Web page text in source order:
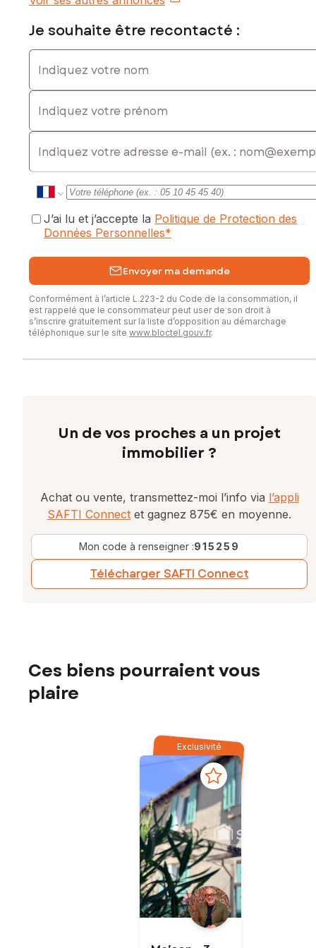
Je souhaite être recontacté :
Indiquez votre nom
Indiquez votre prénom
E-mail
J’ai lu et j’accepte la Politique de Protection des
Données Personnelles*
Envoyer ma demande
Conformément à l’article L.223-2 du Code de la consommation, il
est rappelé que le consommateur peut user de son droit à
s’inscrire gratuitement sur la liste d’opposition au démarchage
téléphonique sur le site www.bloctel.gouv.fr.
Un de vos proches a un projet
immobilier ?
Achat ou vente, transmettez-moi l’info via l’appli
SAFTI Connect et gagnez 875€ en moyenne.
Mon code à renseigner :915259
Télécharger SAFTI Connect
Ces biens pourraient vous
plaire
Exclusivité